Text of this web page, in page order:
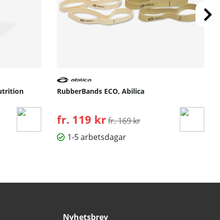
RubberBands ECO, Abilica
fr. 119 krOrdinarie pris:
fr. 169 kr
1-5 arbetsdagar
Nyhetsbrev